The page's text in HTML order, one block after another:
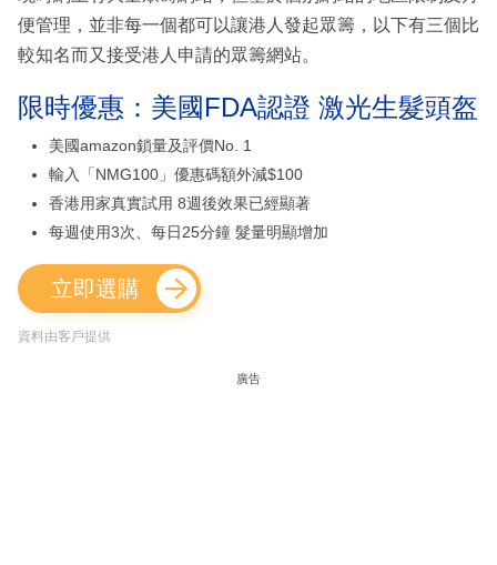
便管理，並非每一個都可以讓港人發起眾籌，以下有三個比
較知名而又接受港人申請的眾籌網站。
限時優惠：美國FDA認證 激光生髮頭盔
美國amazon鎖量及評價No. 1
輸入「NMG100」優惠碼額外減$100
香港用家真實試用 8週後效果已經顯著
每週使用3次、每日25分鐘 髮量明顯增加
立即選購
資料由客戶提供
廣告